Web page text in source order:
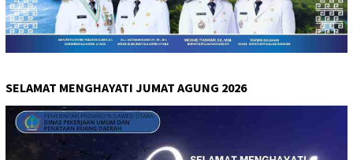
SELAMAT MENGHAYATI JUMAT AGUNG 2026